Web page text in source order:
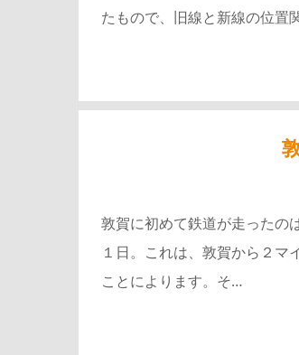
たもので、旧線と新線の位置
敦賀に初めて鉄道が走ったの
１日。これは、敦賀から２マ
ことによります。そ…